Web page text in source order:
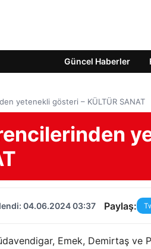
Güncel Haberler
yetenekli gösteri – KÜLTÜR SANAT
04.06.2024 03:37 Paylaş:
Emek, Demirtaş ve